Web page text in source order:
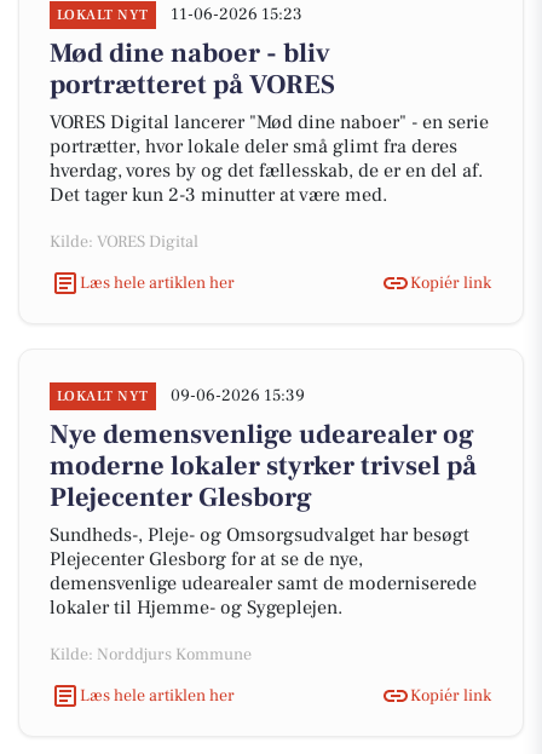
LOKALT NYT 11-06-2026 15:23
Mød dine naboer - bliv
portrætteret på VORES
VORES Digital lancerer "Mød dine naboer" - en serie
portrætter, hvor lokale deler små glimt fra deres
hverdag, vores by og det fællesskab, de er en del af.
Det tager kun 2-3 minutter at være med.
Kilde: VORES Digital
Læs hele artiklen her
Kopiér link
LOKALT NYT 09-06-2026 15:39
Nye demensvenlige udearealer og
moderne lokaler styrker trivsel på
Plejecenter Glesborg
Sundheds-, Pleje- og Omsorgsudvalget har besøgt
Plejecenter Glesborg for at se de nye,
demensvenlige udearealer samt de moderniserede
lokaler til Hjemme- og Sygeplejen.
Kilde: Norddjurs Kommune
Læs hele artiklen her
Kopiér link